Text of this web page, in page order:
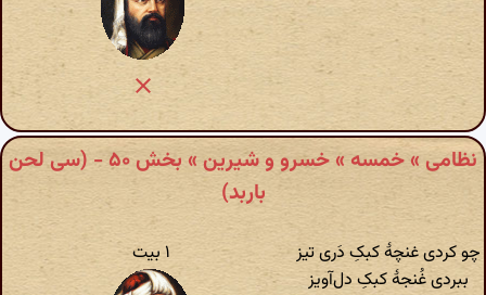
نظامی » خمسه » خسرو و شیرین » بخش ۵۰ - (سی لحن
باربد)
چو کردی غنچهٔ کبکِ دَری تیز
ببردی غُنجهٔ کبکِ دل‌آویز
۱ بیت